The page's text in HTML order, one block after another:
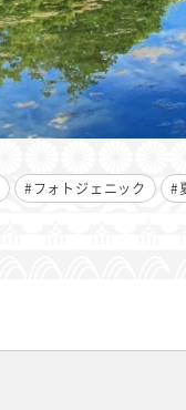
#フォトジェニック #